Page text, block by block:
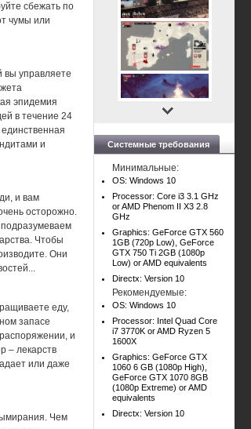
сбежать по
чумы или
вы управляете
эпидемия
в течение 24
и
и вам
осторожно.
Чтобы
Они
еду,
запасе
и
– лекарств
или даже
Чем
Системные требования
Минимальные:
OS: Windows 10
Processor: Core i3 3.1 GHz
or AMD Phenom II X3 2.8
GHz
Graphics: GeForce GTX 560
1GB (720p Low), GeForce
GTX 750 Ti 2GB (1080p
Low) or AMD equivalents
Directx: Version 10
Рекомендуемые:
OS: Windows 10
Processor: Intel Quad Core
i7 3770K or AMD Ryzen 5
1600X
Graphics: GeForce GTX
1060 6 GB (1080p High),
GeForce GTX 1070 8GB
(1080p Extreme) or AMD
equivalents
Directx: Version 10